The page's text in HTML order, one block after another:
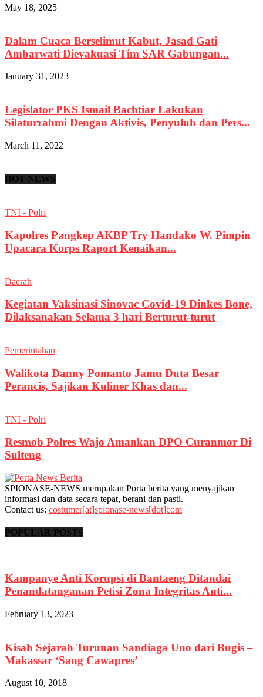
May 18, 2025
Dalam Cuaca Berselimut Kabut, Jasad Gati
Ambarwati Dievakuasi Tim SAR Gabungan...
January 31, 2023
Legislator PKS Ismail Bachtiar Lakukan
Silaturrahmi Dengan Aktivis, Penyuluh dan Pers...
March 11, 2022
HOT NEWS
TNI - Polri
Kapolres Pangkep AKBP Try Handako W. Pimpin
Upacara Korps Raport Kenaikan...
Daerah
Kegiatan Vaksinasi Sinovac Covid-19 Dinkes Bone,
Dilaksanakan Selama 3 hari Berturut-turut
Pemerintahan
Walikota Danny Pomanto Jamu Duta Besar
Perancis, Sajikan Kuliner Khas dan...
TNI - Polri
Resmob Polres Wajo Amankan DPO Curanmor Di
Sulteng
SPIONASE-NEWS merupakan Porta berita yang menyajikan
informasi dan data secara tepat, berani dan pasti.
Contact us: costumer[at]spionase-news[dot]com
POPULAR POSTS
Kampanye Anti Korupsi di Bantaeng Ditandai
Penandatanganan Petisi Zona Integritas Anti...
February 13, 2023
Kisah Sejarah Turunan Sandiaga Uno dari Bugis –
Makassar ‘Sang Cawapres’
August 10, 2018